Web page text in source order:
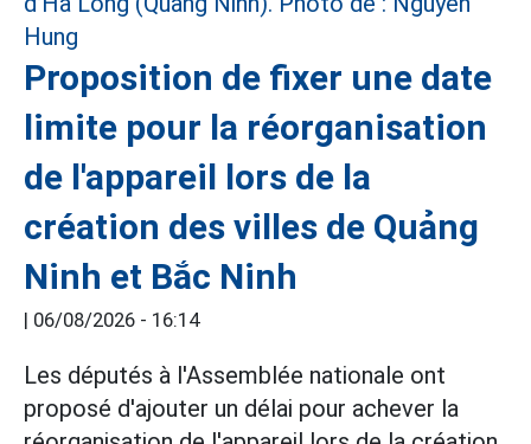
Proposition de fixer une date
limite pour la réorganisation
de l'appareil lors de la
création des villes de Quảng
Ninh et Bắc Ninh
06/08/2026 - 16:14
Les députés à l'Assemblée nationale ont
proposé d'ajouter un délai pour achever la